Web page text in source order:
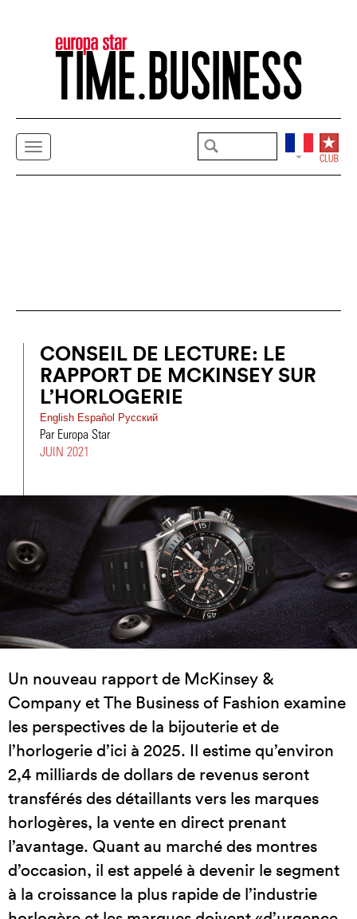
CONSEIL DE LECTURE: LE
RAPPORT DE MCKINSEY SUR
L’HORLOGERIE
English Español Pусский
Par Europa Star
JUIN 2021
Un nouveau rapport de McKinsey &
Company et The Business of Fashion examine
les perspectives de la bijouterie et de
l’horlogerie d’ici à 2025. Il estime qu’environ
2,4 milliards de dollars de revenus seront
transférés des détaillants vers les marques
horlogères, la vente en direct prenant
l’avantage. Quant au marché des montres
d’occasion, il est appelé à devenir le segment
à la croissance la plus rapide de l’industrie